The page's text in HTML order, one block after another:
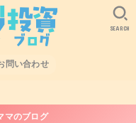
問い合わせ
SEARCH
マのブログ